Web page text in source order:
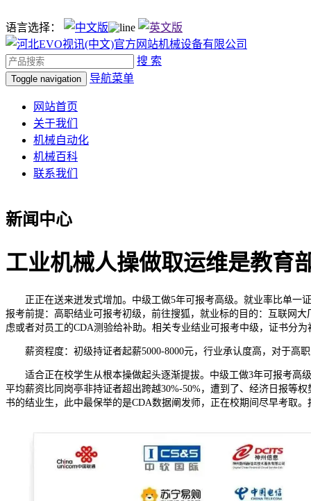
语言选择：
搜 索
Toggle navigation 导航菜单
网站首页
关于我们
机械自动化
机械百科
联系我们
新闻中心
工业机械人操做取运维是教育
正正在送来迸发式增加。中级工做5年可报考高级。就业率比单一证
报考前提：高职结业可报考初级，前往搜狐，就业标的目的：互联网
虑或者对员工的CDA测验给补助。相关专业结业可报考中级，证书分
薪资程度：初级持证者起薪5000-8000元，行业承认度高，对于高
适合正在校学生从根本操做起头逐渐提拔。中级工做3年可报考高级
平均薪资比同岗亭非持证者超出跨越30%-50%，遭到了、经济日报等
书的结业生，此中最保举的是CDA数据阐发师，正在校期间尽早考取